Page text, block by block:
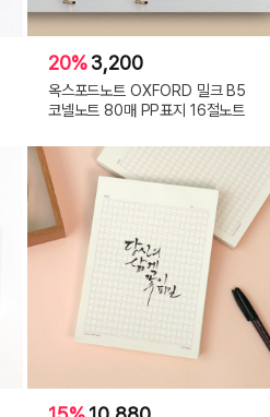
20%3,200
옥스포드노트 OXFORD 밀크 B5
코넬노트 80매 PP표지 16절노트